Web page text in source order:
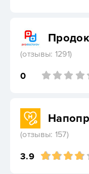
(отзывы: 1291)
0
(отзывы: 157)
3.9